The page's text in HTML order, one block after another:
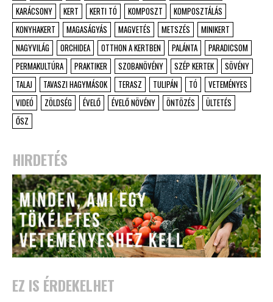
KARÁCSONY
KERT KERTI TÓ KOMPOSZT
KOMPOSZTÁLÁS
KONYHAKERT
MAGASÁGYÁS MAGVETÉS METSZÉS
MINIKERT
NAGYVILÁG
ORCHIDEA OTTHON A KERTBEN PALÁNTA
PARADICSOM
PERMAKULTÚRA
PRAKTIKER SZOBANÖVÉNY SZÉP KERTEK
SÖVÉNY
TALAJ
TAVASZI HAGYMÁSOK TERASZ TULIPÁN TÓ
VETEMÉNYES
VIDEÓ
ZÖLDSÉG ÉVELŐ ÉVELŐ NÖVÉNY ÖNTÖZÉS
ÜLTETÉS
ŐSZ
HIRDETÉS
EZ IS ÉRDEKELHET